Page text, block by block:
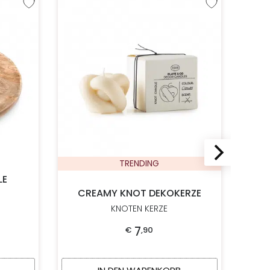
Zur Wunschliste hinzufügen Zur Wunschliste
TRENDING
CREAMY KNOT DEKOKERZE
KNOTEN KERZE
€ 7,90